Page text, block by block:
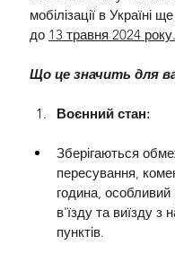
мобілізації в Україні ще
до 13 травня 2024 року.
Що це значить для
Воєнний стан:
Зберігаються
пересування,
година,
в'їзду та виїзду з
пунктів.